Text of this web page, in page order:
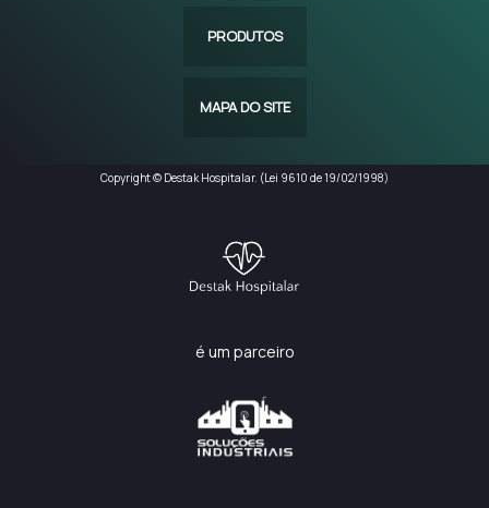
PRODUTOS
MAPA DO SITE
Copyright © Destak Hospitalar. (Lei 9610 de 19/02/1998)
é um parceiro